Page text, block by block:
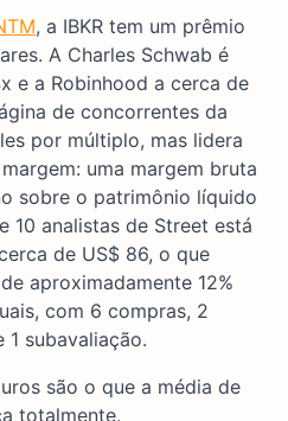
, a IBKR tem um prêmio
A Charles Schwab é
e a Robinhood a cerca de
de concorrentes da
por múltiplo, mas lidera
uma margem bruta
sobre o patrimônio líquido
10 analistas de Street está
de US$ 86, o que
aproximadamente 12%
com 6 compras, 2
1 subavaliação.
são o que a média de
totalmente.